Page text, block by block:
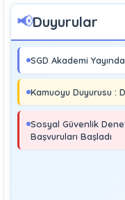
Geliri Düşük
Boray
Soma ve
Endüstriyel
Sosyal Güvenlik
Kayıt Dışı
📢Duyurular
SGD Akademi
Kamuoyu Duyurusu :
Sosyal Güvenlik
Başvuruları Başladı